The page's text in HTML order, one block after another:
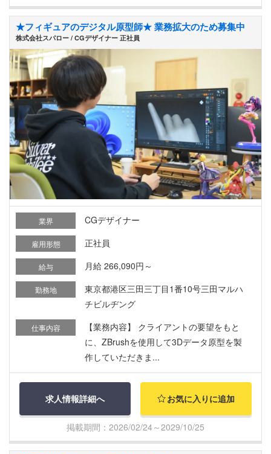
★フィギュアのデジタル原型師★ 業務拡大のため募集中
株式会社スパロー / CGデザイナー 正社員
業界 CGデザイナー
雇用形態 正社員
給与 月給 266,090円～
勤務地
東京都港区三田三丁目1番10号三田マルハ
チビルヂング
仕事内容
【業務内容】 クライアントの要望をもと
に、ZBrushを使用して3Dデータ原型を製
作していただきま...
求人情報詳細へ お気に入りに追加
掲載期間：2026/02/24～2029/10/25